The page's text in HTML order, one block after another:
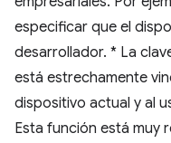
especificar que el
desarrollador. * La
está estrechamente
dispositivo actual y al
Esta función está muy